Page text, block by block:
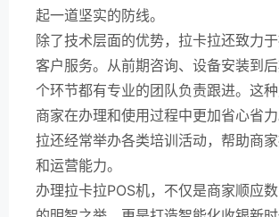
起一道坚实的防线。
除了技术层面的优势，拉卡拉还致力
客户服务。从前期咨询、设备安装到
个环节都有专业的团队负责跟进。这
商家在办理和使用过程中更加省心省
拉还经常举办各类培训活动，帮助商
和运营能力。
办理拉卡拉POS机，不仅是商家顺应